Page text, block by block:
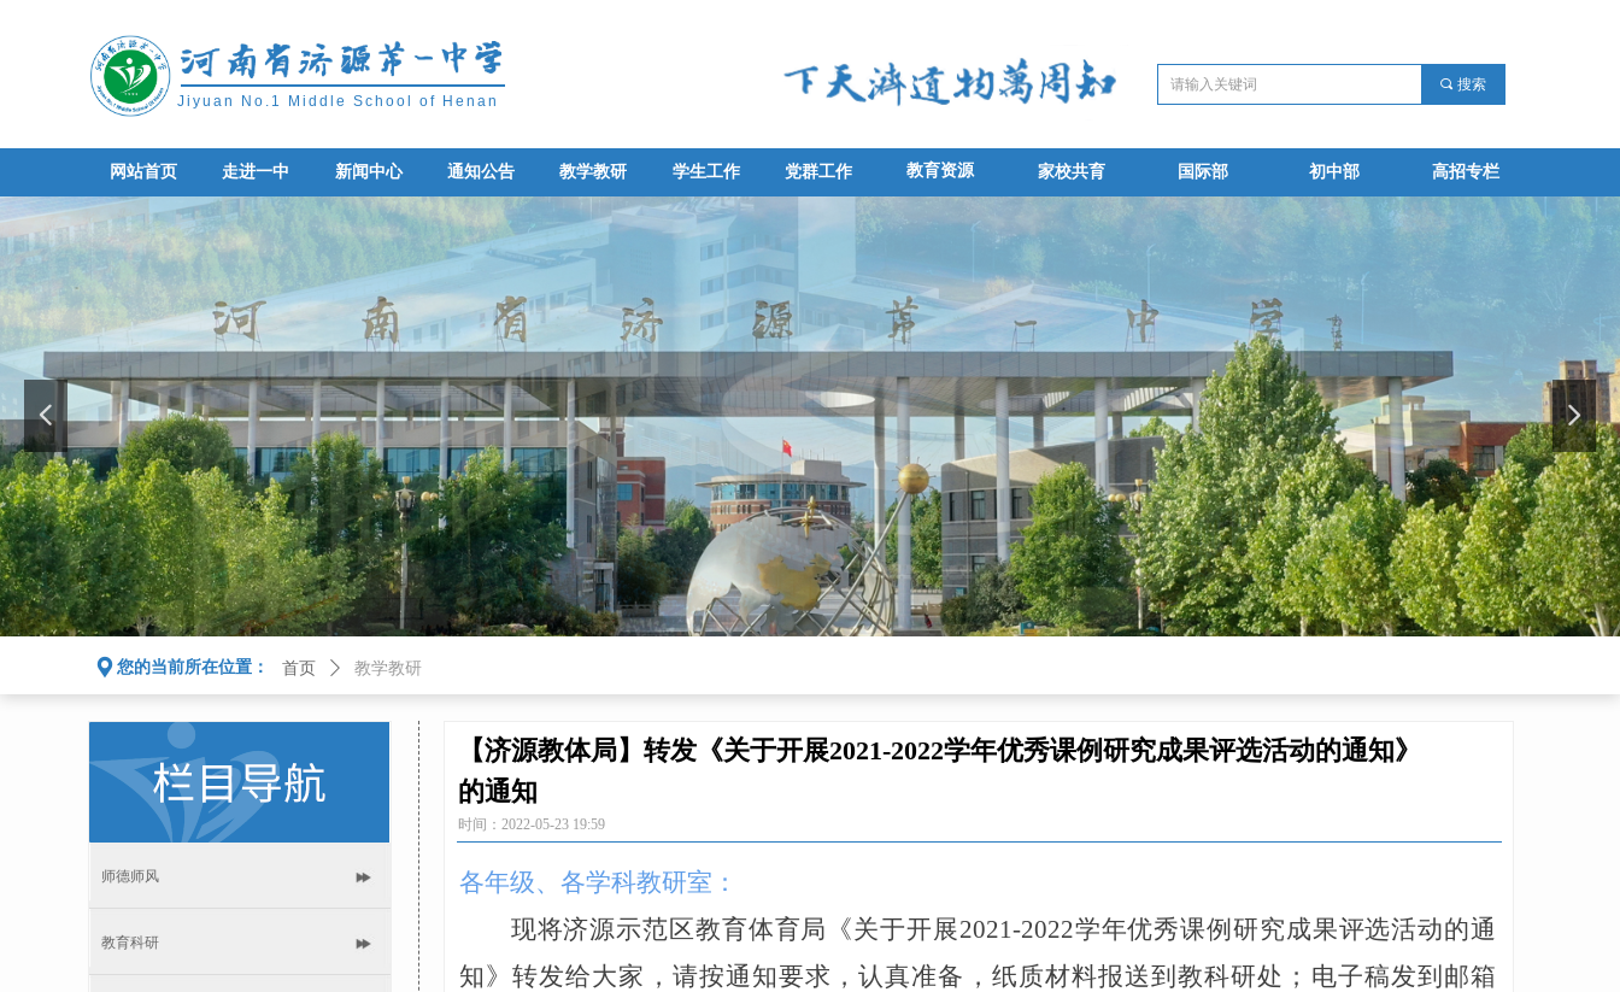
Jiyuan No.1 Middle School of Henan
끠 搜索
网站首页
网站首页
走进一中 新闻中心
新闻中心
通知公告
通知公告
教学教研
教学教研
学生工作
学生工作
党群工作 教育资源 家校共育
家校共育
国际部
国际部
初中部
初中部
高招专栏
高招专栏
师德师风
教育科研
넳 넲
您的当前所在位置： 首页 ꄲ 教学教研
끇
各年级、各学科教研室：
现将济源示范区教育体育局《关于开展2021-2022学年优秀课例研究成果评选活动的通
知》转发给大家，请按通知要求，认真准备，纸质材料报送到教科研处；电子稿发到邮箱
时间： 2022-05-23 19:59
【济源教体局】转发《关于开展2021-2022学年优秀课例研究成果评选活动的通知》
的通知